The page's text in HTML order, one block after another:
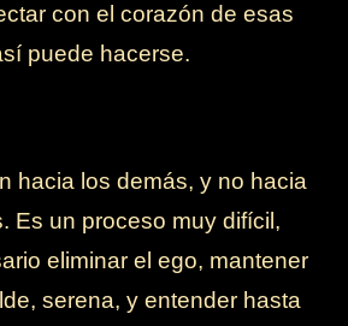
con el corazón de esas
puede hacerse.
hacia los demás, y no hacia
Es un proceso muy difícil,
eliminar el ego, mantener
serena, y entender hasta